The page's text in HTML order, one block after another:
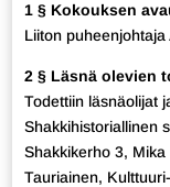
1 § Kokouksen
Liiton
2 § Läsnä olevien
Todettiin läsnäolijat
Shakkihistoriallinen
Shakkikerho 3,
Tauriainen,